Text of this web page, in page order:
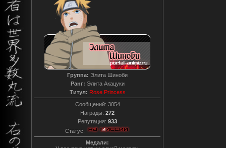
Группа: Элита Шиноби
Ранг: Элита Акацуки
Титул: Rose Princess
Сообщений: 3054
Награды: 272
Репутация: 933
Статус:
Медали: